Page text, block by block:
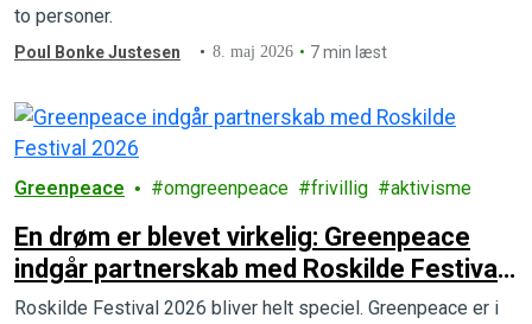
to personer.
Poul Bonke Justesen 8. maj 2026 7 min læst
Greenpeace omgreenpeace frivillig aktivisme
En drøm er blevet virkelig: Greenpeace
indgår partnerskab med Roskilde Festival
og skaber et aktivistisk kraftcenter
Roskilde Festival 2026 bliver helt speciel. Greenpeace er i